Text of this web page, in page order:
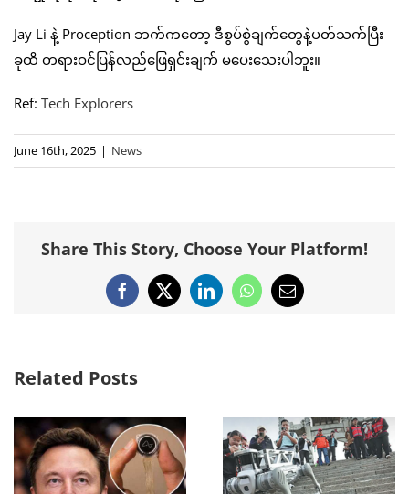
Jay Li နဲ့ Proception ဘက်ကတော့ ဒီစွပ်စွဲချက်တွေနဲ့ပတ်သက်ပြီး
ခုထိ တရားဝင်ပြန်လည်ဖြေရှင်းချက် မပေးသေးပါဘူး။
Ref: Tech Explorers
June 16th, 2025 | News
Share This Story, Choose Your Platform!
Facebook
X LinkedInWhatsApp
Email
Related Posts